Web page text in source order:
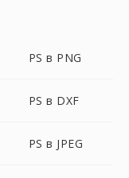
PS в PNG
PS в DXF
PS в JPEG